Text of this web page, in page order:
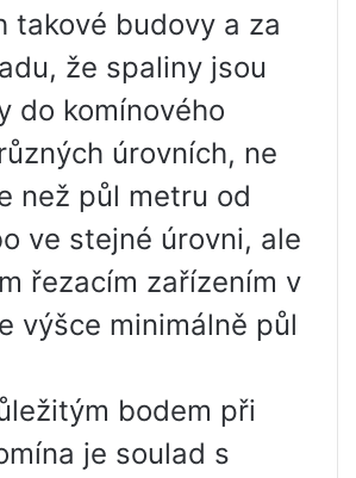
takové budovy a za
že spaliny jsou
do komínového
úrovních, ne
než půl metru od
ve stejné úrovni, ale
řezacím zařízením v
výšce minimálně půl
bodem při
je soulad s